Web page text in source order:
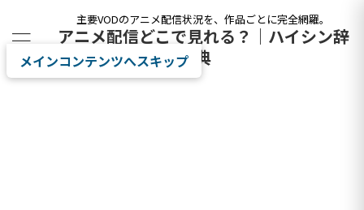
主要VODのアニメ配信状況を、作品ごとに完全網羅。
アニメ配信どこで見れる？｜ハイシン辞
典
メインコンテンツへスキップ